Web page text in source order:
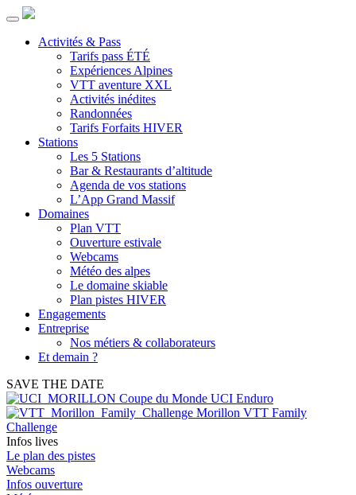
Activités & Pass
Tarifs pass ÉTÉ
Expériences Alpines
VTT aventure XXL
Activités inédites
Randonnées
Tarifs Forfaits HIVER
Stations
Les 5 Stations
Bar & Restaurants d’altitude
Agenda de vos stations
L’App Grand Massif
Domaines
Plan VTT
Ouverture estivale
Webcams
Météo des alpes
Le domaine skiable
Plan pistes HIVER
Engagements
Entreprise
Nos métiers & collaborateurs
Et demain ?
SAVE THE DATE
Coupe du Monde UCI Enduro
Morillon VTT Family
Challenge
Infos lives
Le plan des pistes
Webcams
Infos ouverture